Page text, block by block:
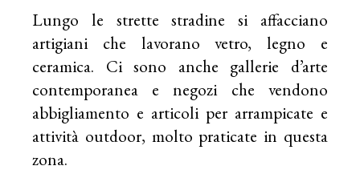
Lungo le strette stradine si affacciano
artigiani che lavorano vetro, legno e
ceramica. Ci sono anche gallerie d’arte
contemporanea e negozi che vendono
abbigliamento e articoli per arrampicate e
attività outdoor, molto praticate in questa
zona.